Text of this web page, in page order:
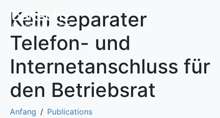
Kein separater
Telefon- und
Internetanschluss für
den Betriebsrat
Anfang
Publications